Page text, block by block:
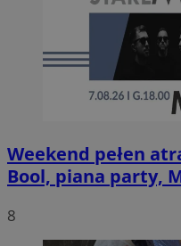
Weekend pełen
Bool, piana party,
8